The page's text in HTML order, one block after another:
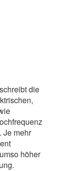
die
Je mehr
höher